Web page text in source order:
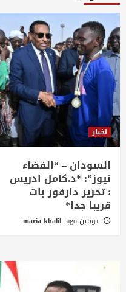
اخبار
السودان – “الفضاء
نيوز”: *د.كامل ادريس
: تحرير دارفور بات
قريبا جدا*
يومين ago maria khalil